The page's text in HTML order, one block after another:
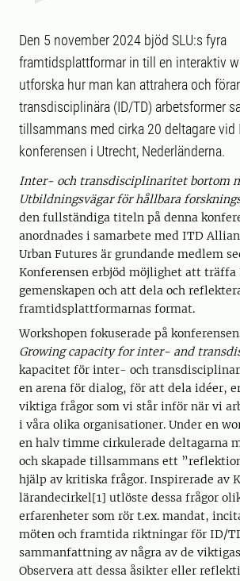
Den 5 november 2024 bjöd SLU:s fyra
framtidsplattformar in till en interaktiv
utforska hur man kan attrahera och
transdisciplinära (ID/TD) arbetsformer
tillsammans med cirka 20 deltagare vid
konferensen i Utrecht, Nederländerna.
Inter- och transdisciplinaritet bortom
Utbildningsvägar för hållbara
den fullständiga titeln på denna
anordnades i samarbete med ITD
Urban Futures är grundande medlem
Konferensen erbjöd möjlighet att
gemenskapen och att dela och
framtidsplattformarnas format.
Workshopen fokuserade på
Growing capacity for inter- and
kapacitet för inter- och
en arena för dialog, för att dela idéer,
viktiga frågor som vi står inför när vi
i våra olika organisationer. Under en
en halv timme cirkulerade deltagarna
och skapade tillsammans ett
hjälp av kritiska frågor. Inspirerade av
lärandecirkel[1] utlöste dessa frågor
erfarenheter som rör t.ex. mandat,
möten och framtida riktningar för ID/
sammanfattning av några av de
Observera att dessa åsikter eller